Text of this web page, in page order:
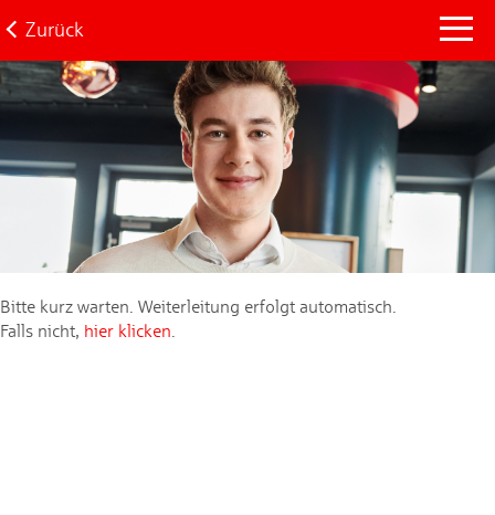
Zurück
Bitte kurz warten. Weiterleitung erfolgt automatisch.
Falls nicht, hier klicken.